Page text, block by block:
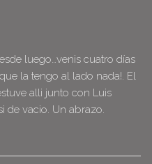
luego…venis cuatro días
la tengo al lado nada!. El
alli junto con Luis
de vacio. Un abrazo.